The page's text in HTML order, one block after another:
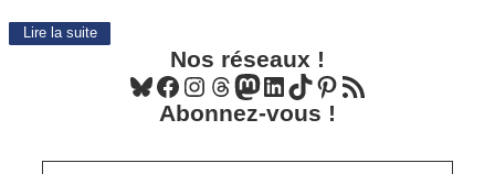
Lire la suite
Nos réseaux !
Bluesky Facebook Instagram Threads Mastodon LinkedIn TikTok Pinterest Flux RSS
Abonnez-vous !